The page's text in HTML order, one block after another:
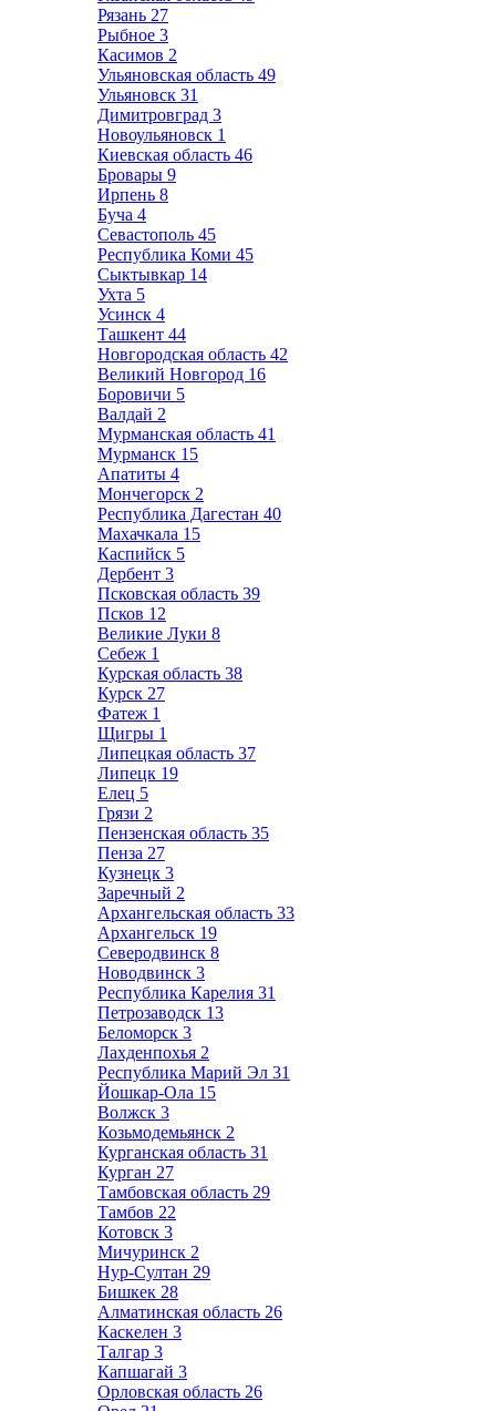
Рязань 27
Рыбное 3
Касимов 2
Ульяновская область 49
Ульяновск 31
Димитровград 3
Новоульяновск 1
Киевская область 46
Бровары 9
Ирпень 8
Буча 4
Севастополь 45
Республика Коми 45
Сыктывкар 14
Ухта 5
Усинск 4
Ташкент 44
Новгородская область 42
Великий Новгород 16
Боровичи 5
Валдай 2
Мурманская область 41
Мурманск 15
Апатиты 4
Мончегорск 2
Республика Дагестан 40
Махачкала 15
Каспийск 5
Дербент 3
Псковская область 39
Псков 12
Великие Луки 8
Себеж 1
Курская область 38
Курск 27
Фатеж 1
Щигры 1
Липецкая область 37
Липецк 19
Елец 5
Грязи 2
Пензенская область 35
Пенза 27
Кузнецк 3
Заречный 2
Архангельская область 33
Архангельск 19
Северодвинск 8
Новодвинск 3
Республика Карелия 31
Петрозаводск 13
Беломорск 3
Лахденпохья 2
Республика Марий Эл 31
Йошкар-Ола 15
Волжск 3
Козьмодемьянск 2
Курганская область 31
Курган 27
Тамбовская область 29
Тамбов 22
Котовск 3
Мичуринск 2
Нур-Султан 29
Бишкек 28
Алматинская область 26
Каскелен 3
Талгар 3
Капшагай 3
Орловская область 26